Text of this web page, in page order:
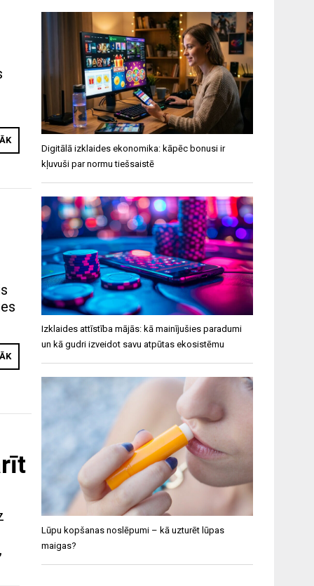
Digitālā izklaides ekonomika: kāpēc bonusi ir
kļuvuši par normu tiešsaistē
Izklaides attīstība mājās: kā mainījušies paradumi
un kā gudri izveidot savu atpūtas ekosistēmu
Lūpu kopšanas noslēpumi – kā uzturēt lūpas
maigas?